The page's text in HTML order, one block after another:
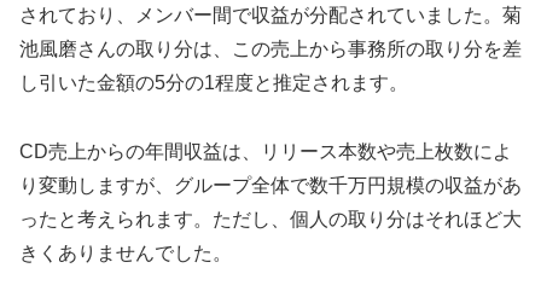
されており、メンバー間で収益が分配されていました。菊
池風磨さんの取り分は、この売上から事務所の取り分を差
し引いた金額の5分の1程度と推定されます。
CD売上からの年間収益は、リリース本数や売上枚数によ
り変動しますが、グループ全体で数千万円規模の収益があ
ったと考えられます。ただし、個人の取り分はそれほど大
きくありませんでした。